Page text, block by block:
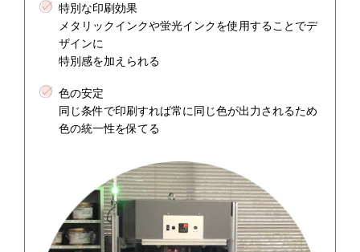
特別な印刷効果
メタリックインクや蛍光インクを使用することでデ
ザインに
特別感を加えられる
色の安定
同じ条件で印刷すれば常に同じ色が出力されるため
色の統一性を保てる